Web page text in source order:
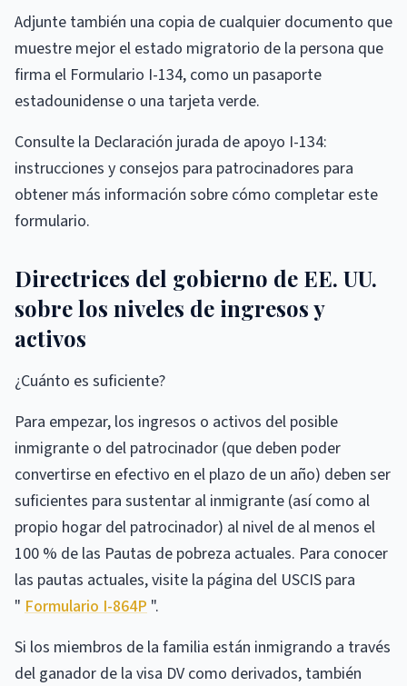
Adjunte también una copia de cualquier documento que
muestre mejor el estado migratorio de la persona que
firma el Formulario I-134, como un pasaporte
estadounidense o una tarjeta verde.
Consulte la Declaración jurada de apoyo I-134:
instrucciones y consejos para patrocinadores para
obtener más información sobre cómo completar este
formulario.
Directrices del gobierno de EE. UU.
sobre los niveles de ingresos y
activos
¿Cuánto es suficiente?
Para empezar, los ingresos o activos del posible
inmigrante o del patrocinador (que deben poder
convertirse en efectivo en el plazo de un año) deben ser
suficientes para sustentar al inmigrante (así como al
propio hogar del patrocinador) al nivel de al menos el
100 % de las Pautas de pobreza actuales. Para conocer
las pautas actuales, visite la página del USCIS para
" Formulario I-864P ".
Si los miembros de la familia están inmigrando a través
del ganador de la visa DV como derivados, también